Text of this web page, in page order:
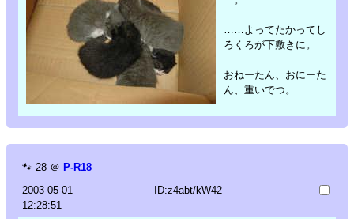
……よってたかってし
ろくろが下敷きに。
おねーたん、おにーた
ん、重いでつ。
🐾 28 ＠ P-R18
2003-05-01
12:28:51
ID:z4abt/kW42